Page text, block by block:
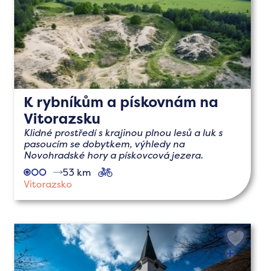
K rybníkům a pískovnám na
Vitorazsku
Klidné prostředí s krajinou plnou lesů a luk s
pasoucím se dobytkem, výhledy na
Novohradské hory a pískovcová jezera.
53 km
Vitorazsko